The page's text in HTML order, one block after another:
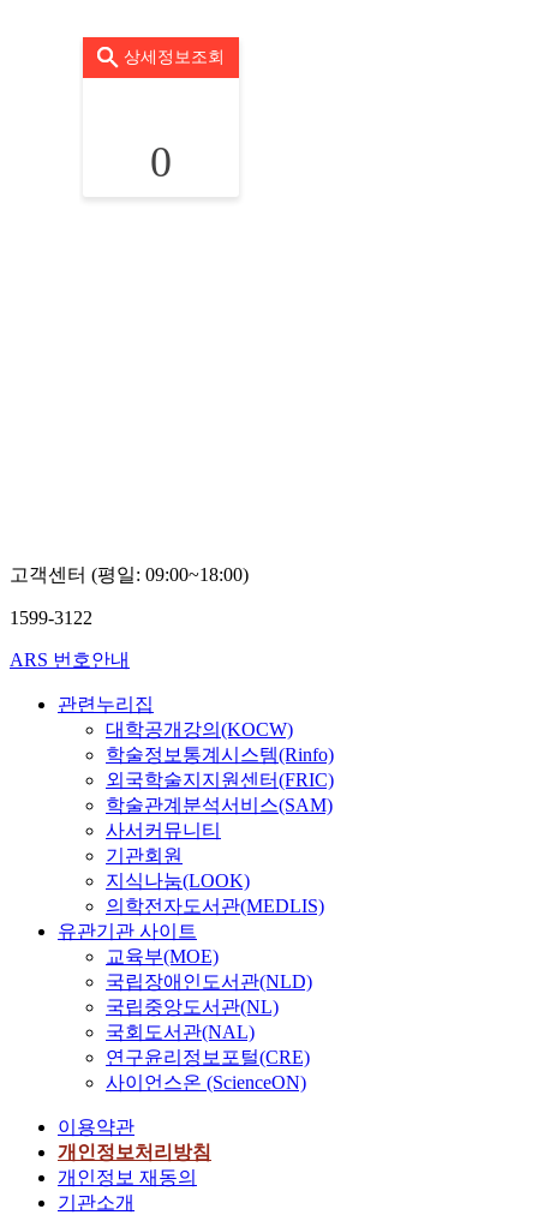
상세정보조회
0
고객센터 (평일: 09:00~18:00)
1599-3122
ARS 번호안내
관련누리집
대학공개강의(KOCW)
학술정보통계시스템(Rinfo)
외국학술지지원센터(FRIC)
학술관계분석서비스(SAM)
사서커뮤니티
기관회원
지식나눔(LOOK)
의학전자도서관(MEDLIS)
유관기관 사이트
교육부(MOE)
국립장애인도서관(NLD)
국립중앙도서관(NL)
국회도서관(NAL)
연구윤리정보포털(CRE)
사이언스온 (ScienceON)
이용약관
개인정보처리방침
개인정보 재동의
기관소개